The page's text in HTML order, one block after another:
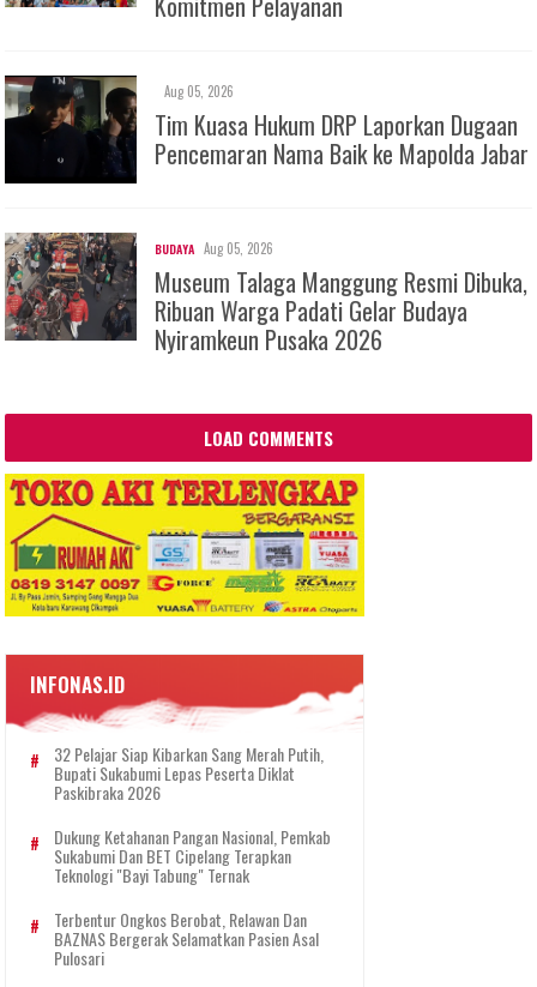
Aug 05, 2026
Tim Kuasa Hukum DRP Laporkan Dugaan
Pencemaran Nama Baik ke Mapolda Jabar
BUDAYA Aug 05, 2026
Museum Talaga Manggung Resmi Dibuka,
Ribuan Warga Padati Gelar Budaya
Nyiramkeun Pusaka 2026
LOAD COMMENTS
INFONAS.ID
32 Pelajar Siap Kibarkan Sang Merah Putih,
Bupati Sukabumi Lepas Peserta Diklat
Paskibraka 2026
Dukung Ketahanan Pangan Nasional, Pemkab
Sukabumi Dan BET Cipelang Terapkan
Teknologi "Bayi Tabung" Ternak
Terbentur Ongkos Berobat, Relawan Dan
BAZNAS Bergerak Selamatkan Pasien Asal
Pulosari